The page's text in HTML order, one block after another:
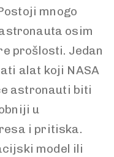
mnogo
osim
prošlosti. Jedan
alat koji NASA
astronauti biti
u
i pritiska.
model ili